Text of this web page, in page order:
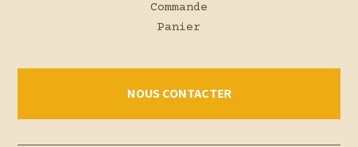
Commande
Panier
NOUS CONTACTER